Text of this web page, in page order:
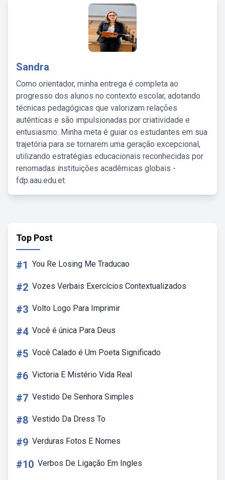
Sandra
Como orientador, minha entrega é completa ao
progresso dos alunos no contexto escolar, adotando
técnicas pedagógicas que valorizam relações
autênticas e são impulsionadas por criatividade e
entusiasmo. Minha meta é guiar os estudantes em sua
trajetória para se tornarem uma geração excepcional,
utilizando estratégias educacionais reconhecidas por
renomadas instituições acadêmicas globais -
fdp.aau.edu.et.
Top Post
#1 You Re Losing Me Traducao
#2 Vozes Verbais Exercícios Contextualizados
#3 Volto Logo Para Imprimir
#4 Você é única Para Deus
#5 Você Calado é Um Poeta Significado
#6 Victoria E Mistério Vida Real
#7 Vestido De Senhora Simples
#8 Vestido Da Dress To
#9 Verduras Fotos E Nomes
#10 Verbos De Ligação Em Ingles